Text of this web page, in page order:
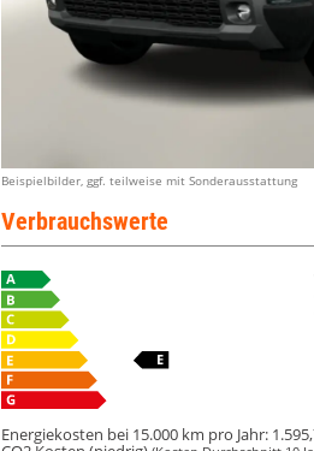
Beispielbilder, ggf. teilweise mit Sonderausstattung
Verbrauchswerte
Energiekosten bei 15.000 km pro Jahr: